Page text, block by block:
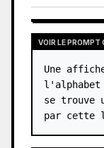
VOIR LE PROMPT
Une
l'alphabet
se trouve
par cette